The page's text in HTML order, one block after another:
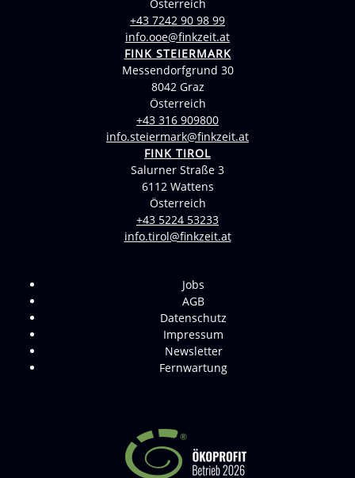
Österreich
+43 7242 90 98 99
info.ooe@finkzeit.at
FINK STEIERMARK
Messendorfgrund 30
8042 Graz
Österreich
+43 316 909800
info.steiermark@finkzeit.at
FINK TIROL
Salurner Straße 3
6112 Wattens
Österreich
+43 5224 53233
info.tirol@finkzeit.at
Jobs
AGB
Datenschutz
Impressum
Newsletter
Fernwartung